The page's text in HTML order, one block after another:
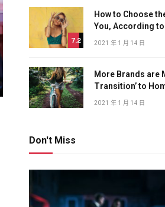
7.2
How to Choose
You, According
2021 年 1 月 14 日
More Brands are
Transition’ to
2021 年 1 月 14 日
Don't Miss